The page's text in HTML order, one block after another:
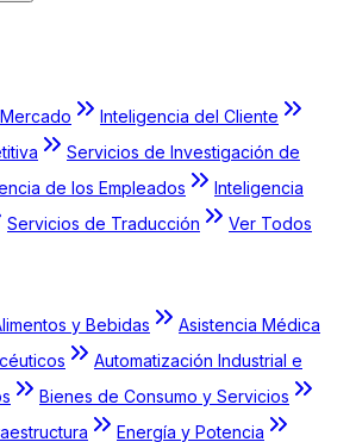
Inteligencia del Cliente
Servicios de Investigación de
de los Empleados
Inteligencia
Servicios de Traducción
Ver Todos
y Bebidas
Asistencia Médica
Automatización Industrial e
Bienes de Consumo y Servicios
Energía y Potencia